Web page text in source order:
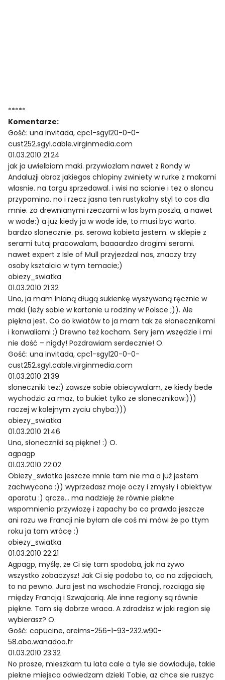
*****
Komentarze:
Gość: una invitada, cpc1-sgyl20-0-0-
cust252.sgyl.cable.virginmedia.com
01.03.2010 21:24
jak ja uwielbiam maki. przywiozlam nawet z Rondy w
Andaluzji obraz jakiegos chlopiny zwiniety w rurke z makami
wlasnie. na targu sprzedawal. i wisi na scianie i tez o sloncu
przypomina. no i rzecz jasna ten rustykalny styl to cos dla
mnie. za drewnianymi rzeczami w las bym poszla, a nawet
w wode:) a juz kiedy ja w wode ide, to musi byc warto.
bardzo slonecznie. ps. serowa kobieta jestem. w sklepie z
serami tutaj pracowalam, baaaardzo drogimi serami.
nawet expert z Isle of Mull przyjezdzal nas, znaczy trzy
osoby ksztalcic w tym temacie;)
obiezy_swiatka
01.03.2010 21:32
Uno, ja mam lnianą długą sukienkę wyszywaną ręcznie w
maki (leży sobie w kartonie u rodziny w Polsce ;)). Ale
piękna jest. Co do kwiatów to ja mam tak ze słonecznikami
i konwaliami ;) Drewno też kocham. Sery jem wszędzie i mi
nie dość – nigdy! Pozdrawiam serdecznie! O.
Gość: una invitada, cpc1-sgyl20-0-0-
cust252.sgyl.cable.virginmedia.com
01.03.2010 21:39
sloneczniki tez:) zawsze sobie obiecywalam, ze kiedy bede
wychodzic za maz, to bukiet tylko ze slonecznikow:)))
raczej w kolejnym zyciu chyba:)))
obiezy_swiatka
01.03.2010 21:46
Uno, słoneczniki są piękne! :) O.
agpagp
01.03.2010 22:02
Obiezy_swiatko jeszcze mnie tam nie ma a już jestem
zachwycona :)) wyprzedasz moje oczy i zmysły i obiektyw
aparatu :) qrcze… ma nadzieję że równie piekne
wspomnienia przywiozę i zapachy bo co prawda jeszcze
ani razu we Francji nie byłam ale coś mi mówi że po ttym
roku ja tam wrócę :)
obiezy_swiatka
01.03.2010 22:21
Agpagp, myślę, że Ci się tam spodoba, jak na żywo
wszystko zobaczysz! Jak Ci się podoba to, co na zdjęciach,
to na pewno. Jura jest na wschodzie Francji, rozciąga się
między Francją i Szwajcarią. Ale inne regiony są równie
piękne. Tam się dobrze wraca. A zdradzisz w jaki region się
wybierasz? O.
Gość: capucine, areims-256-1-93-232.w90-
58.abo.wanadoo.fr
01.03.2010 23:32
No prosze, mieszkam tu lata cale a tyle sie dowiaduje, takie
piekne miejsca odwiedzam dzieki Tobie, az chce sie ruszyc